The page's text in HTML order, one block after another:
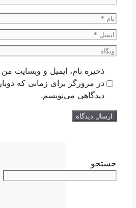
نام
ایمیل
وبگاه
ذخیره نام، ایمیل و وبسایت من
در مرورگر برای زمانی که دوباره
دیدگاهی می‌نویسم.
جستجو